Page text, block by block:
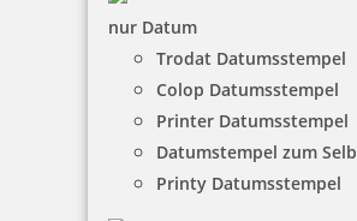
nur Datum
Trodat Datumsstempel
Colop Datumsstempel
Printer Datumsstempel
Datumstempel zum
Printy Datumsstempel
93,68 €
Jetzt gestalten